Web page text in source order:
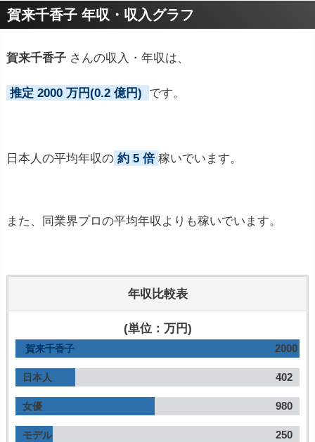
賀来千香子 年収・収入グラフ
賀来千香子 さんの収入・年収は、
推定 2000 万円(0.2 億円) です。
日本人の平均年収の 約 5 倍 稼いでいます。
また、同業界プロの平均年収よりも稼いでいます。
年収比較表
(単位：万円)
賀来千香子 2000
日本人 402
女優 980
モデル 250